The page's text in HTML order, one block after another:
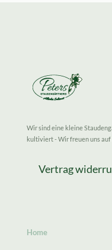
Wir sind eine kleine
kultiviert - Wir freuen uns auf
Vertrag
Home